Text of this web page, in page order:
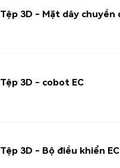
Tệp 3D - Mặt dây chuyền
Tệp 3D - cobot EC
Tệp 3D - Bộ điều khiển EC